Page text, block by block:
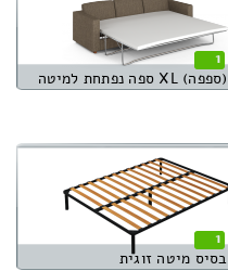
1
(ספפה) XL ספה נפתחת למיטה
1
בסיס מיטה זוגית